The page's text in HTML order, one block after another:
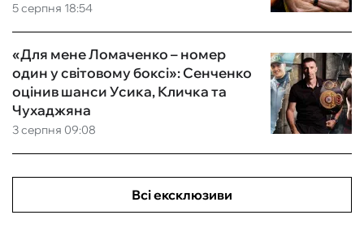
5 серпня 18:54
3 серпня 09:08
«Для мене Ломаченко – номер
один у світовому боксі»: Сенченко
оцінив шанси Усика, Кличка та
Чухаджяна
Всі ексклюзиви